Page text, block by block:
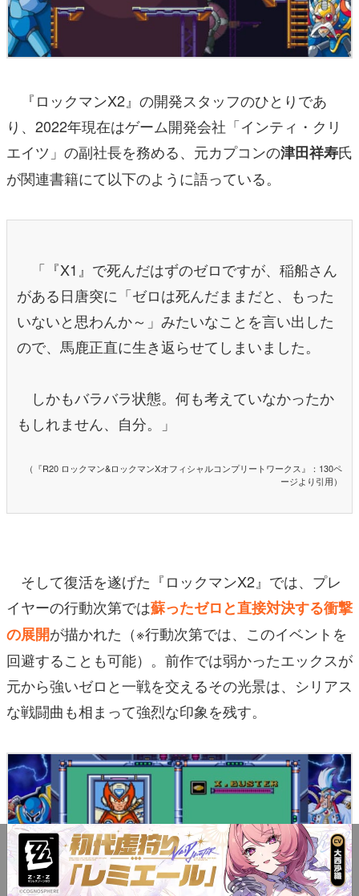
『ロックマンX2』の開発スタッフのひとりであ
り、2022年現在はゲーム開発会社「インティ・クリ
エイツ」の副社長を務める、元カプコンの津田祥寿氏
が関連書籍にて以下のように語っている。
「『X1』で死んだはずのゼロですが、稲船さん
がある日唐突に「ゼロは死んだままだと、もった
いないと思わんか～」みたいなことを言い出した
ので、馬鹿正直に生き返らせてしまいました。
しかもバラバラ状態。何も考えていなかったか
もしれません、自分。」
（『R20 ロックマン&ロックマンXオフィシャルコンプリートワークス』：130ペ
ージより引用）
そして復活を遂げた『ロックマンX2』では、プレ
イヤーの行動次第では蘇ったゼロと直接対決する衝撃
の展開が描かれた（※行動次第では、このイベントを
回避することも可能）。前作では弱かったエックスが
元から強いゼロと一戦を交えるその光景は、シリアス
な戦闘曲も相まって強烈な印象を残す。